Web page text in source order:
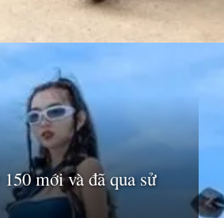
mới và đã qua sử